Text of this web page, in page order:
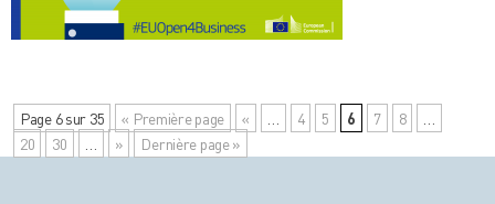
Page 6 sur 35 « Première page « 4 5 6 7 8
20
30 » Dernière page »